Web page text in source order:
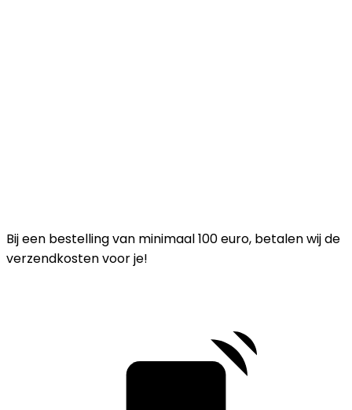
Bij een bestelling van minimaal 100 euro, betalen wij de
verzendkosten voor je!